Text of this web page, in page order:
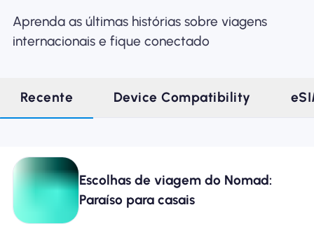
Planos de loja
Sobre o eSIM
Por que Nomad eSIM
Aprenda as últimas histórias sobre viagens
internacionais e fique conectado
Recente Device Compatibility
Escolhas de viagem do Nomad:
Paraíso para casais